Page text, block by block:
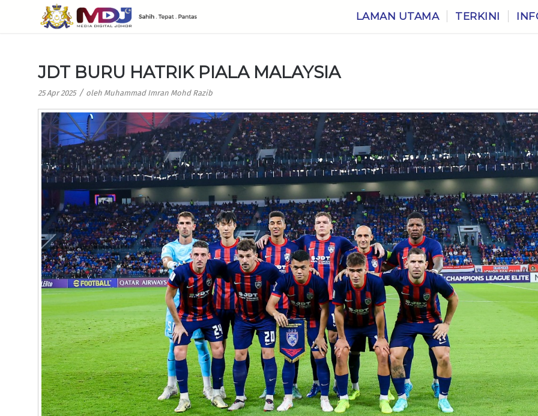
LAMAN UTAMA TERKINI
JDT BURU HATRIK PIALA MALAYSIA
25 Apr 2025 / oleh Muhammad Imran Mohd Razib